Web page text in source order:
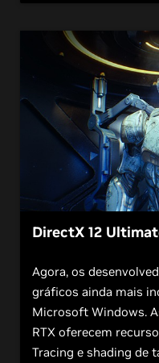
DirectX 12
Agora, os
gráficos ainda mais
Microsoft Windows.
RTX oferecem
Tracing e shading de